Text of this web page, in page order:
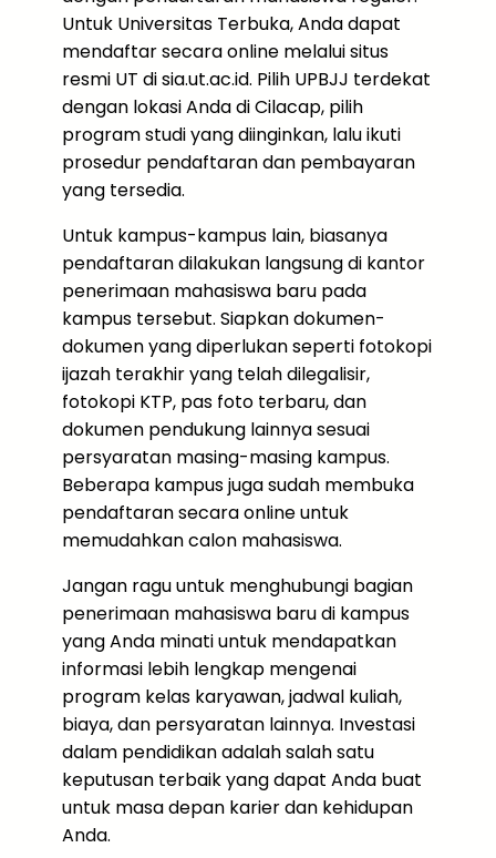
Untuk Universitas Terbuka, Anda dapat
mendaftar secara online melalui situs
resmi UT di sia.ut.ac.id. Pilih UPBJJ terdekat
dengan lokasi Anda di Cilacap, pilih
program studi yang diinginkan, lalu ikuti
prosedur pendaftaran dan pembayaran
yang tersedia.
Untuk kampus-kampus lain, biasanya
pendaftaran dilakukan langsung di kantor
penerimaan mahasiswa baru pada
kampus tersebut. Siapkan dokumen-
dokumen yang diperlukan seperti fotokopi
ijazah terakhir yang telah dilegalisir,
fotokopi KTP, pas foto terbaru, dan
dokumen pendukung lainnya sesuai
persyaratan masing-masing kampus.
Beberapa kampus juga sudah membuka
pendaftaran secara online untuk
memudahkan calon mahasiswa.
Jangan ragu untuk menghubungi bagian
penerimaan mahasiswa baru di kampus
yang Anda minati untuk mendapatkan
informasi lebih lengkap mengenai
program kelas karyawan, jadwal kuliah,
biaya, dan persyaratan lainnya. Investasi
dalam pendidikan adalah salah satu
keputusan terbaik yang dapat Anda buat
untuk masa depan karier dan kehidupan
Anda.